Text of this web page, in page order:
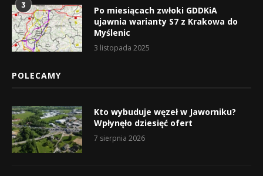
3
Po miesiącach zwłoki GDDKiA
ujawnia warianty S7 z Krakowa do
Myślenic
3 listopada 2025
POLECAMY
Kto wybuduje węzeł w Jaworniku?
Wpłynęło dziesięć ofert
7 sierpnia 2026